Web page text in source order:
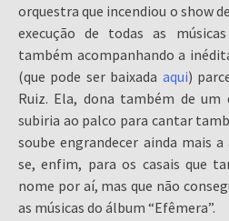
orquestra que incendiou o show
execução de todas as
também acompanhando a
(que pode ser baixada aqui)
Ruiz. Ela, dona também de um
subiria ao palco para cantar
soube engrandecer ainda mais
se, enfim, para os casais que
nome por aí, mas que não
as músicas do álbum “Efêmera”.